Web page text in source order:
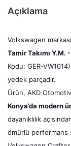
Açıklama
Volkswagen
Tamir Takımı Y.M.
Kodu: GER-
yedek parçadır.
Ürün, AKD
Konya’da modern
dayanıklılık
ömürlü performans